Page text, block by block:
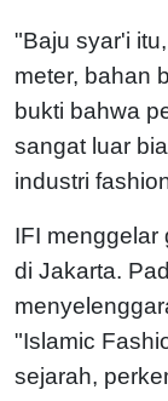
"Baju syar'i
meter, bahan
bukti bahwa
sangat luar
industri
IFI menggelar
di Jakarta.
"Islamic
sejarah,